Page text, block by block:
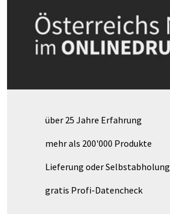
über 25 Jahre Erfahrung
mehr als 200'000 Produkte
Lieferung oder Selbstabholung
gratis Profi-Datencheck